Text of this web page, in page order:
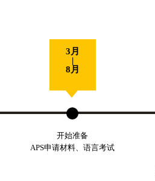
3月
|
8月
开始准备
APS申请材料、语言考试